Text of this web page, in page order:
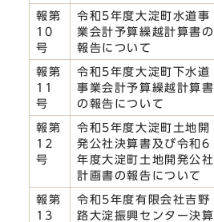
報第
10
号
令和5年度大淀町水道事
業会計予算繰越計算書の
報告について
報第
11
号
令和5年度大淀町下水道
事業会計予算繰越計算書
の報告について
報第
12
号
令和5年度大淀町土地開
発公社決算書及び令和6
年度大淀町土地開発公社
計画書の報告について
報第
13
令和5年度有限会社吉野
路大淀振興センター決算